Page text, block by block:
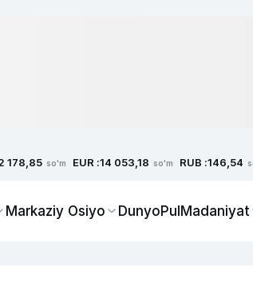
178,85 so'm EUR :14 053,18 so'm RUB :146,54
Markaziy Osiyo DunyoPulMadaniyat